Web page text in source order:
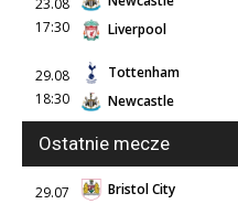
17:30
Liverpool
29.08
18:30
Tottenham
Newcastle
Ostatnie mecze
29.07
Bristol City